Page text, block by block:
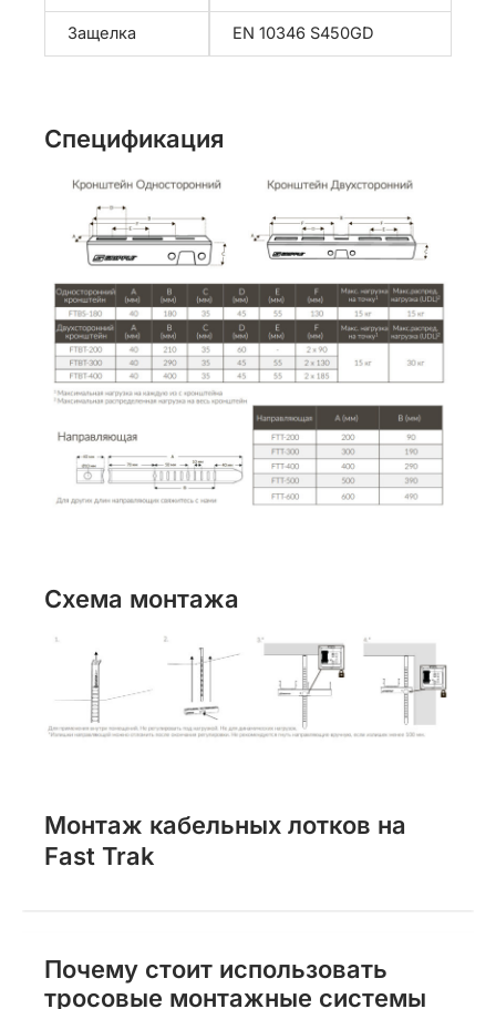
Защелка EN 10346 S450GD
Спецификация
Схема монтажа
Монтаж кабельных лотков на
Fast Trak
Почему стоит использовать
тросовые монтажные системы